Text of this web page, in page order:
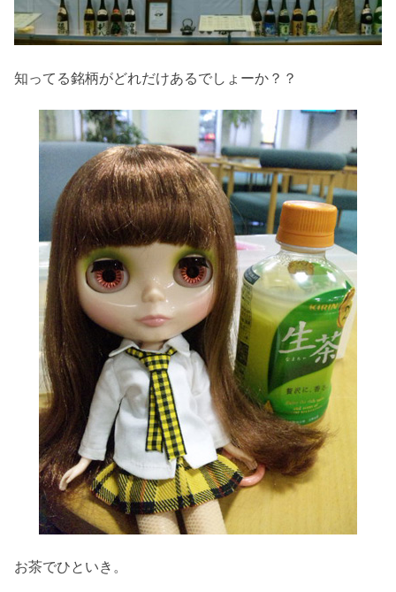
知ってる銘柄がどれだけあるでしょーか？？
お茶でひといき。